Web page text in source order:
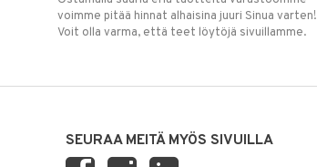
voimme pitää hinnat alhaisina juuri Sinua varten!
Voit olla varma, että teet löytöjä sivuillamme.
SEURAA MEITÄ MYÖS SIVUILLA